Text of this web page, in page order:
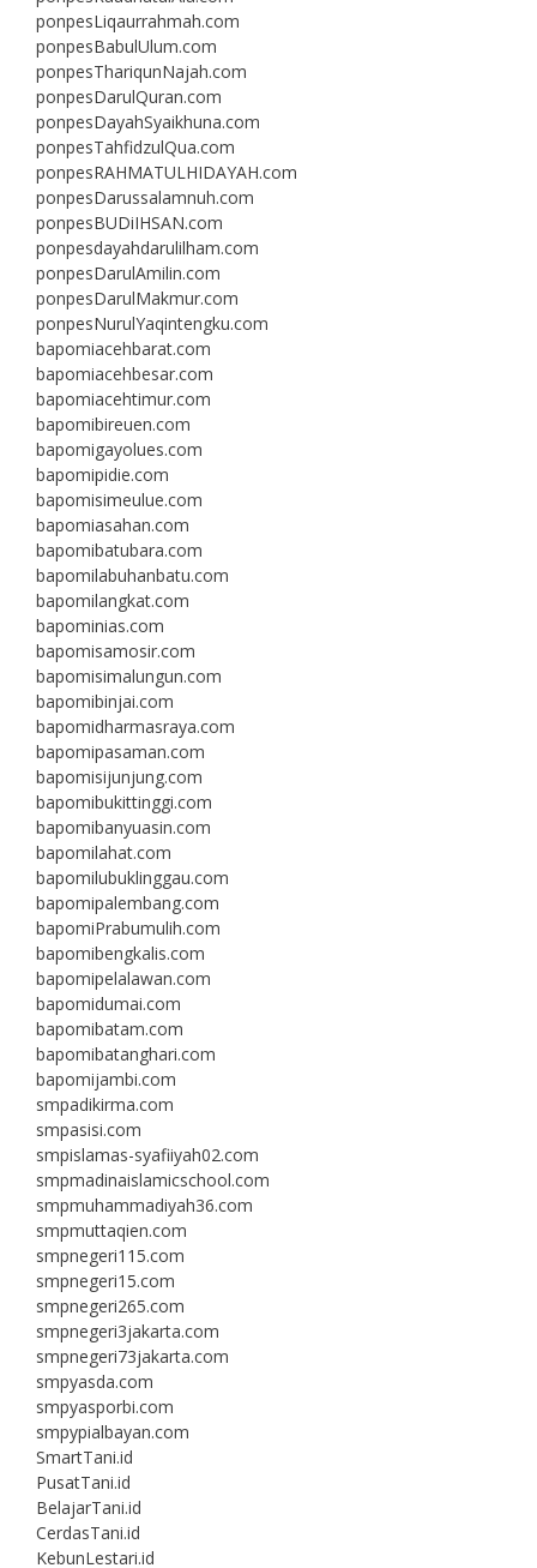
ponpesLiqaurrahmah.com
ponpesBabulUlum.com
ponpesThariqunNajah.com
ponpesDarulQuran.com
ponpesDayahSyaikhuna.com
ponpesTahfidzulQua.com
ponpesRAHMATULHIDAYAH.com
ponpesDarussalamnuh.com
ponpesBUDiIHSAN.com
ponpesdayahdarulilham.com
ponpesDarulAmilin.com
ponpesDarulMakmur.com
ponpesNurulYaqintengku.com
bapomiacehbarat.com
bapomiacehbesar.com
bapomiacehtimur.com
bapomibireuen.com
bapomigayolues.com
bapomipidie.com
bapomisimeulue.com
bapomiasahan.com
bapomibatubara.com
bapomilabuhanbatu.com
bapomilangkat.com
bapominias.com
bapomisamosir.com
bapomisimalungun.com
bapomibinjai.com
bapomidharmasraya.com
bapomipasaman.com
bapomisijunjung.com
bapomibukittinggi.com
bapomibanyuasin.com
bapomilahat.com
bapomilubuklinggau.com
bapomipalembang.com
bapomiPrabumulih.com
bapomibengkalis.com
bapomipelalawan.com
bapomidumai.com
bapomibatam.com
bapomibatanghari.com
bapomijambi.com
smpadikirma.com
smpasisi.com
smpislamas-syafiiyah02.com
smpmadinaislamicschool.com
smpmuhammadiyah36.com
smpmuttaqien.com
smpnegeri115.com
smpnegeri15.com
smpnegeri265.com
smpnegeri3jakarta.com
smpnegeri73jakarta.com
smpyasda.com
smpyasporbi.com
smpypialbayan.com
SmartTani.id
PusatTani.id
BelajarTani.id
CerdasTani.id
KebunLestari.id